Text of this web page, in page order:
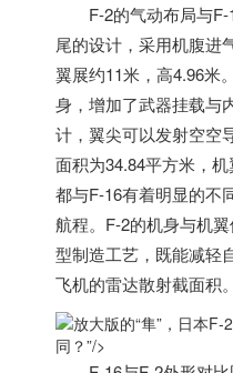
F-2的气动布局与
尾的设计，采用机腹进
翼展约11米，高4.96米
身，增加了武器挂载与
计，翼尖可以发射空空
面积为34.84平方米，
都与F-16有着明显的不
航程。F-2的机身与机
型制造工艺，既能减轻
飞机的雷达散射截面积。
同？”/>